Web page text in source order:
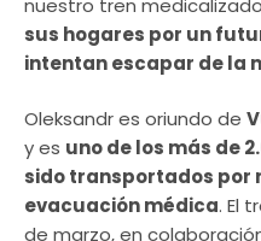
nuestro tren
sus hogares por un
intentan escapar de la
Oleksandr es oriundo de
y es uno de los más de
sido transportados por
evacuación médica. El
de marzo, en